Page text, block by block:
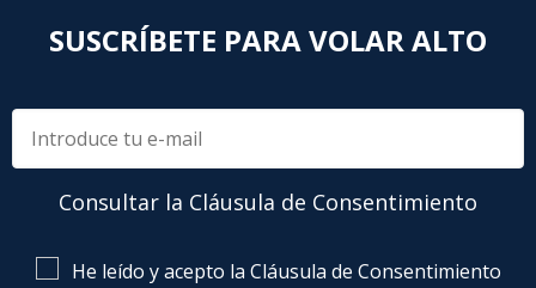
SUSCRÍBETE PARA VOLAR ALTO
Consultar la Cláusula de Consentimiento
He leído y acepto la Cláusula de Consentimiento